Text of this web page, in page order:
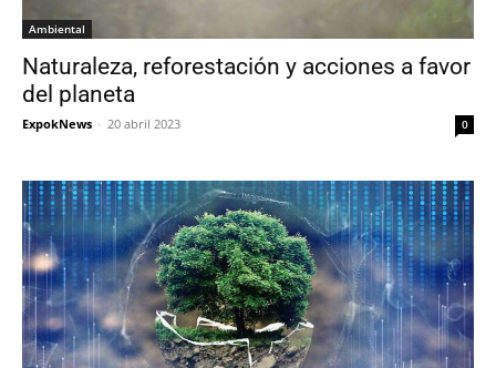
Ambiental
Naturaleza, reforestación y acciones a favor
del planeta
ExpokNews - 20 abril 2023 0